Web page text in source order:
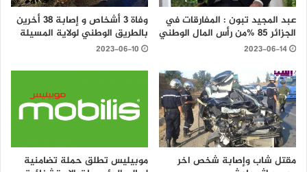
عبد المجيد تبون : المفارقات في
الجزائر 85 %من رأس المال الوطني
2023-06-14
وفاة 3 أشخاص و إصابة 38 أخرين
بالطريق الوطني لولاية المسيلة
2023-06-10
مقتل شاب وإصابة شخص اخر
موبيليس تطلق حملة تضامنية